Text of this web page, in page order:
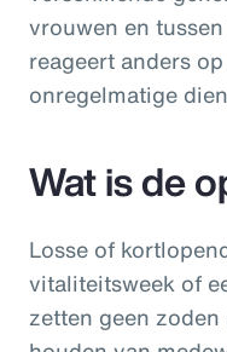
vrouwen en
reageert anders
onregelmatige
Wat is de
Losse of
vitaliteitsweek of
zetten geen